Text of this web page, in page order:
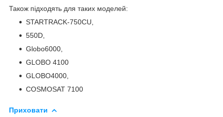
Також підходять для таких моделей:
STARTRACK-750CU,
550D,
Globo6000,
GLOBO 4100
GLOBO4000,
COSMOSAT 7100
Приховати